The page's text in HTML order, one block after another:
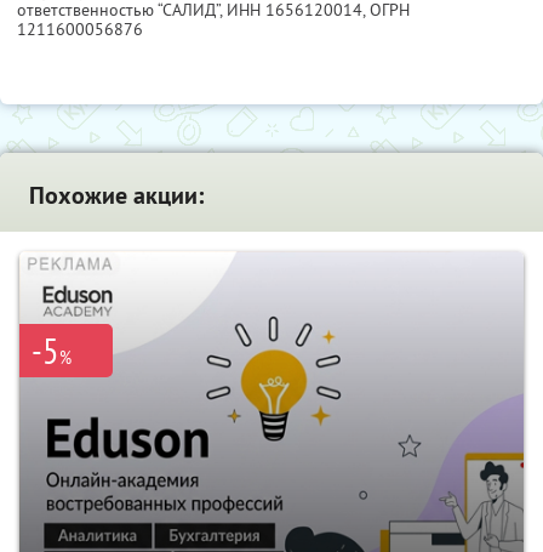
ответственностью “САЛИД”, ИНН 1656120014, ОГРН
1211600056876
Похожие акции:
-5%